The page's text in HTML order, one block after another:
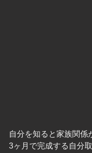
自分を知ると家族関係
3ヶ月で完成する自分